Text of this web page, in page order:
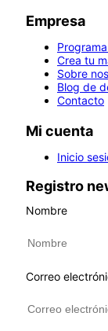
Empresa
Crea tu
Sobre
Blog de
Contacto
Mi cuenta
Inicio
Registro
Nombre
Correo